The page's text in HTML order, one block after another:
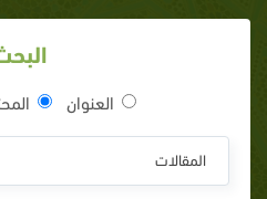
العنوان
المقالات